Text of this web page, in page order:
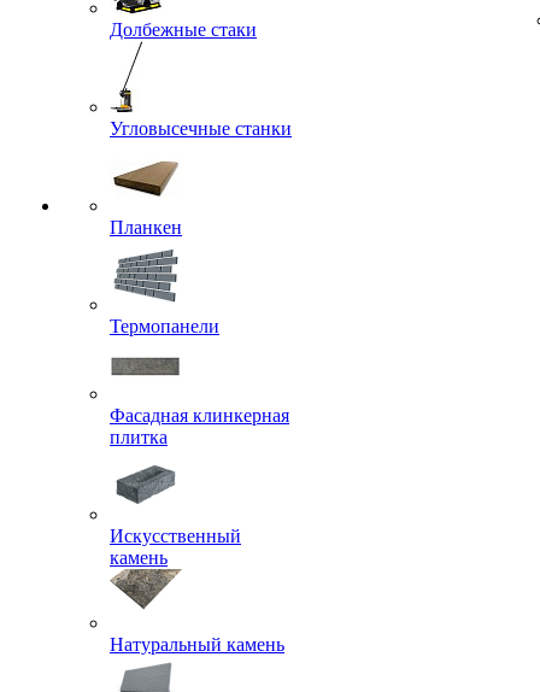
Долбежные стаки
Угловысечные станки
Планкен
Термопанели
Фасадная клинкерная
плитка
Искусственный
камень
Натуральный камень